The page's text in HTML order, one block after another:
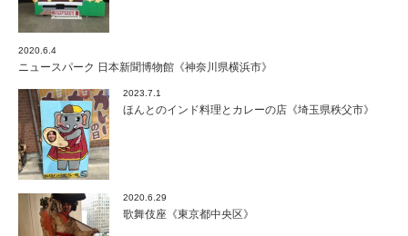
2020.6.4
ニュースパーク 日本新聞博物館《神奈川県横浜市》
2023.7.1
ほんとのインド料理とカレーの店《埼玉県秩父市》
2020.6.29
歌舞伎座《東京都中央区》